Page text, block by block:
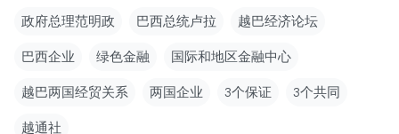
政府总理范明政 巴西总统卢拉 越巴经济论坛
巴西企业 绿色金融 国际和地区金融中心
越巴两国经贸关系 两国企业 3个保证 3个共同
越通社